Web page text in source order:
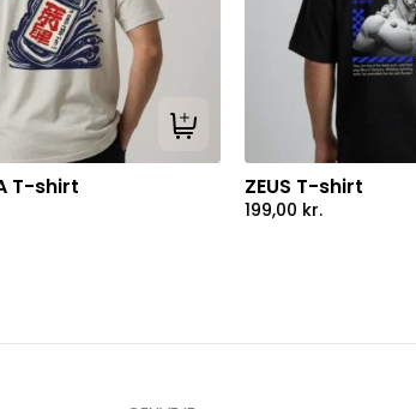
Tilføj til kurv
T-shirt ZEUS T-shirt
199,00 kr.